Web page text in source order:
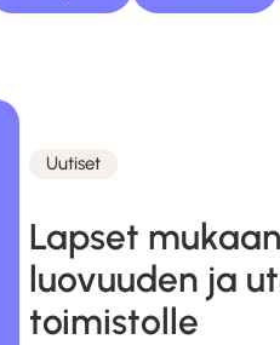
Uutiset
Lapset
luovuuden ja
toimistolle